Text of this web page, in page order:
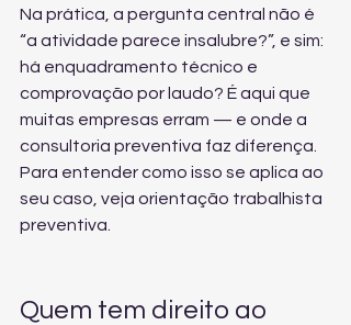
Na prática, a pergunta central não é
“a atividade parece insalubre?”, e sim:
há enquadramento técnico e
comprovação por laudo? É aqui que
muitas empresas erram — e onde a
consultoria preventiva faz diferença.
Para entender como isso se aplica ao
seu caso, veja orientação trabalhista
preventiva
Quem tem direito ao